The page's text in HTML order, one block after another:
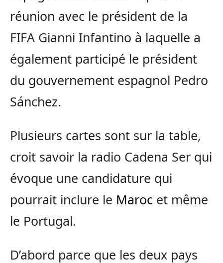
réunion avec le président de la
FIFA Gianni Infantino à laquelle a
également participé le président
du gouvernement espagnol Pedro
Sánchez.
Plusieurs cartes sont sur la table,
croit savoir la radio Cadena Ser qui
évoque une candidature qui
pourrait inclure le Maroc et même
le Portugal.
D’abord parce que les deux pays